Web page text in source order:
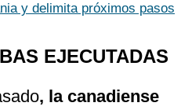
y delimita próximos pasos
EJECUTADAS
, la canadiense